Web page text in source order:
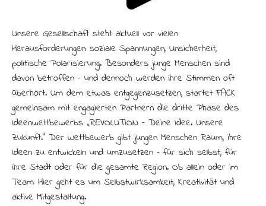
Unsere Gesellschaft steht aktuell vor vielen
Herausforderungen: soziale Spannungen, Unsicherheit,
politische Polarisierung. Besonders junge Menschen sind
davon betroffen – und dennoch werden ihre Stimmen oft
überhört. Um dem etwas entgegenzusetzen, startet FACK
gemeinsam mit engagierten Partnern die dritte Phase des
Ideenwettbewerbs „R:EVOLUTION – Deine Idee. Unsere
Zukunft.“ Der Wettbewerb gibt jungen Menschen Raum, ihre
Ideen zu entwickeln und umzusetzen – für sich selbst, für
ihre Stadt oder für die gesamte Region. Ob allein oder im
Team: Hier geht es um Selbstwirksamkeit, Kreativität und
aktive Mitgestaltung.